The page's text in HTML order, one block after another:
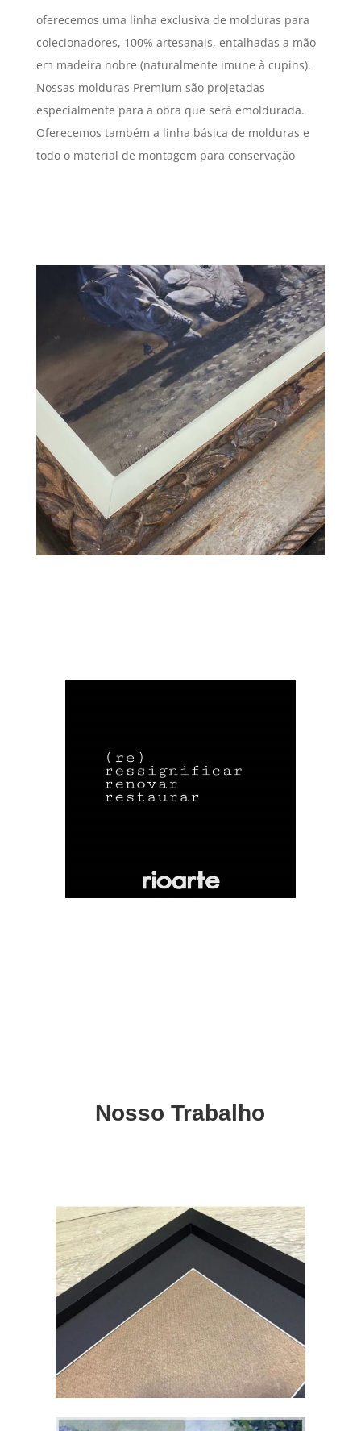
oferecemos uma linha exclusiva de molduras para
colecionadores, 100% artesanais, entalhadas a mão
em madeira nobre (naturalmente imune à cupins).
Nossas molduras Premium são projetadas
especialmente para a obra que será emoldurada.
Oferecemos também a linha básica de molduras e
todo o material de montagem para conservação
Nosso Trabalho